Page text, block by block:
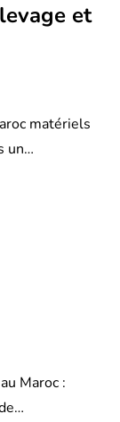
et
matériels
un…
Maroc :